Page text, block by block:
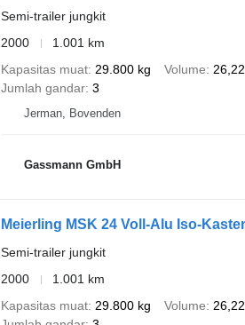
Semi-trailer jungkit
2000
1.001 km
Kapasitas muat 29.800 kg Volume
Jumlah gandar 3
Jerman, Bovenden
Gassmann GmbH
Meierling MSK 24 Voll-Alu Iso-
Semi-trailer jungkit
2000
1.001 km
Kapasitas muat 29.800 kg Volume